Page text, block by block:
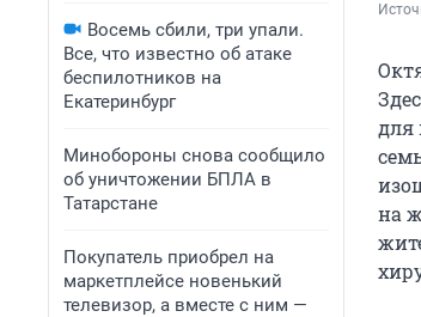
Восемь сбили, три упали.
Все, что известно об атаке
беспилотников на
Екатеринбург
Минобороны снова сообщило
об уничтожении БПЛА в
Татарстане
Покупатель приобрел на
маркетплейсе новенький
телевизор, а вместе с ним —
для
на